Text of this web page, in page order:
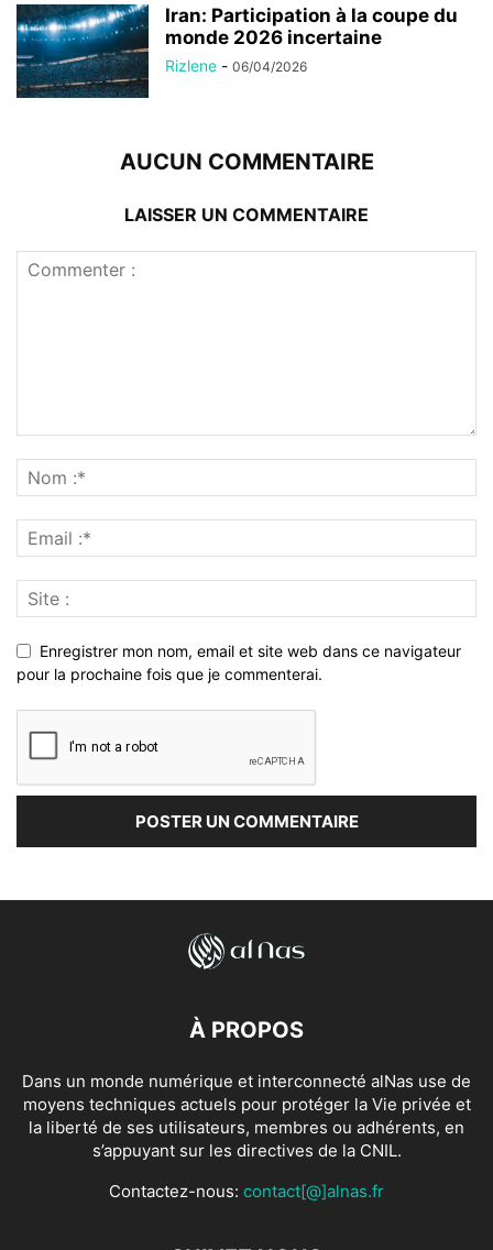
Iran: Participation à la coupe du
monde 2026 incertaine
Rizlene - 06/04/2026
AUCUN COMMENTAIRE
LAISSER UN COMMENTAIRE
Enregistrer mon nom, email et site web dans ce navigateur
pour la prochaine fois que je commenterai.
À PROPOS
Dans un monde numérique et interconnecté alNas use de
moyens techniques actuels pour protéger la Vie privée et
la liberté de ses utilisateurs, membres ou adhérents, en
s’appuyant sur les directives de la CNIL.
Contactez-nous: contact[@]alnas.fr